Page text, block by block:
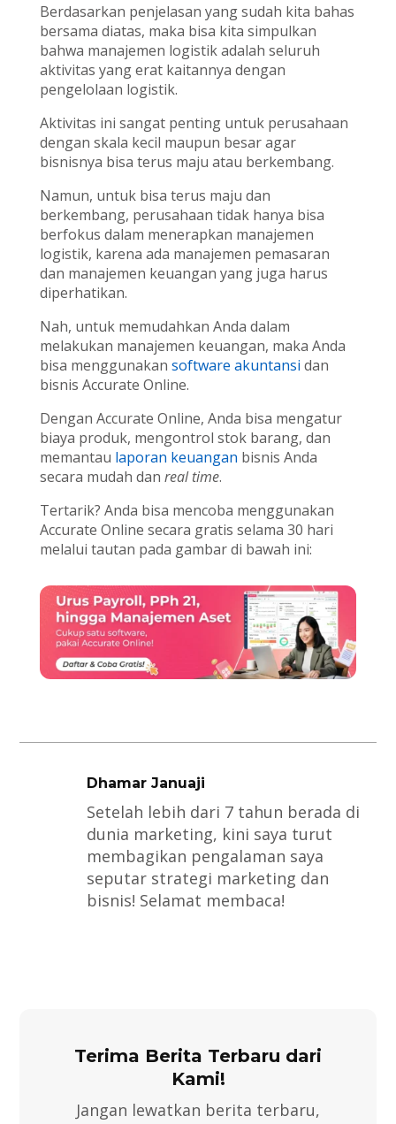
Berdasarkan penjelasan yang sudah kita bahas
bersama diatas, maka bisa kita simpulkan
bahwa manajemen logistik adalah seluruh
aktivitas yang erat kaitannya dengan
pengelolaan logistik.
Aktivitas ini sangat penting untuk perusahaan
dengan skala kecil maupun besar agar
bisnisnya bisa terus maju atau berkembang.
Namun, untuk bisa terus maju dan
berkembang, perusahaan tidak hanya bisa
berfokus dalam menerapkan manajemen
logistik, karena ada manajemen pemasaran
dan manajemen keuangan yang juga harus
diperhatikan.
Nah, untuk memudahkan Anda dalam
melakukan manajemen keuangan, maka Anda
bisa menggunakan software akuntansi dan
bisnis Accurate Online.
Dengan Accurate Online, Anda bisa mengatur
biaya produk, mengontrol stok barang, dan
memantau laporan keuangan bisnis Anda
secara mudah dan real time.
Tertarik? Anda bisa mencoba menggunakan
Accurate Online secara gratis selama 30 hari
melalui tautan pada gambar di bawah ini:
Dhamar Januaji
Setelah lebih dari 7 tahun berada di
dunia marketing, kini saya turut
membagikan pengalaman saya
seputar strategi marketing dan
bisnis! Selamat membaca!
Terima Berita Terbaru dari
Kami!
Jangan lewatkan berita terbaru,